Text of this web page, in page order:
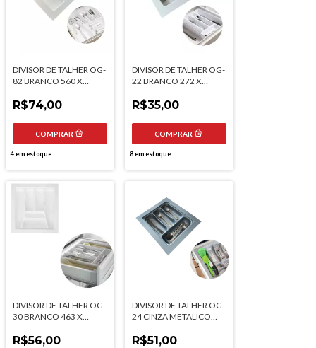
DIVISOR DE TALHER OG-
82 BRANCO 560 X
R$74,00
4em estoque
DIVISOR DE TALHER OG-
22 BRANCO 272 X
R$35,00
8em estoque
DIVISOR DE TALHER OG-
30 BRANCO 463 X
R$56,00
DIVISOR DE TALHER OG-
24 CINZA METALICO
MOLDPLAST
R$51,00